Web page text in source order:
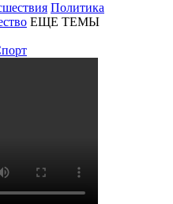
Политика
ЕЩЕ ТЕМЫ